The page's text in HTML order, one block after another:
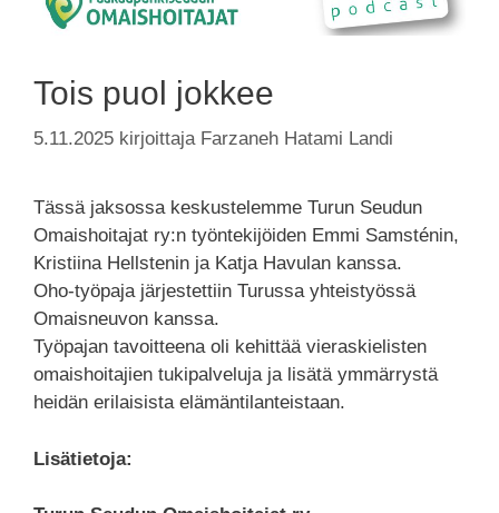
Tois puol jokkee
5.11.2025 kirjoittaja Farzaneh Hatami Landi
Tässä jaksossa keskustelemme Turun Seudun
Omaishoitajat ry:n työntekijöiden Emmi Samsténin,
Kristiina Hellstenin ja Katja Havulan kanssa.
Oho-työpaja järjestettiin Turussa yhteistyössä
Omaisneuvon kanssa.
Työpajan tavoitteena oli kehittää vieraskielisten
omaishoitajien tukipalveluja ja lisätä ymmärrystä
heidän erilaisista elämäntilanteistaan.
Lisätietoja: